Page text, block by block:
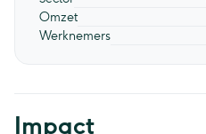
Omzet
Werknemers
Impact